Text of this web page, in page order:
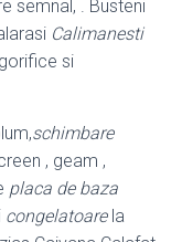
semnal, . Busteni
Calimanesti
si
schimbare
, geam ,
placa de baza
congelatoarela